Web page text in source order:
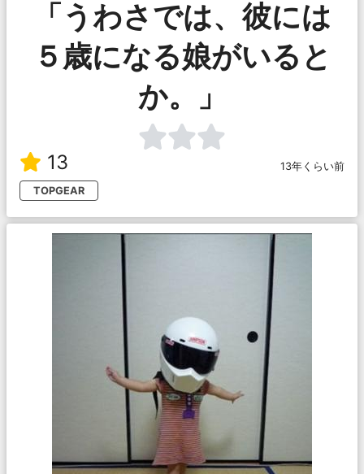
「うわさでは、彼には
５歳になる娘がいると
か。」
13
13年くらい前
TOPGEAR